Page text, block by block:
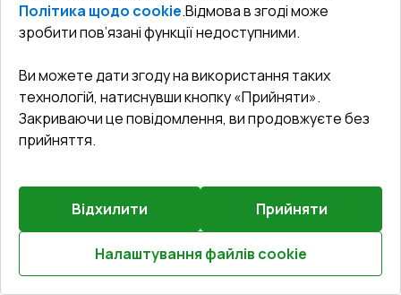
Розрахуй онлайн
Балконні двері 1600x2800 мм REHAU SYNEGO MD
Білий (RAL 9016) з двох сторін
Профільна система: 6камерна
Глибина профілю:
Ущільнення: 3 Рівні
Склопакет
Зламобезпека
$1,246.12
$738.21
Детальніше / Змінити
Політика щодо cookie.Відмова в згоді може
зробити пов’язані функції недоступними.
Ви можете дати згоду на використання таких
технологій, натиснувши кнопку «Прийняти».
Закриваючи це повідомлення, ви продовжуєте без
прийняття.
Відхилити Прийняти
Налаштування файлів cookie